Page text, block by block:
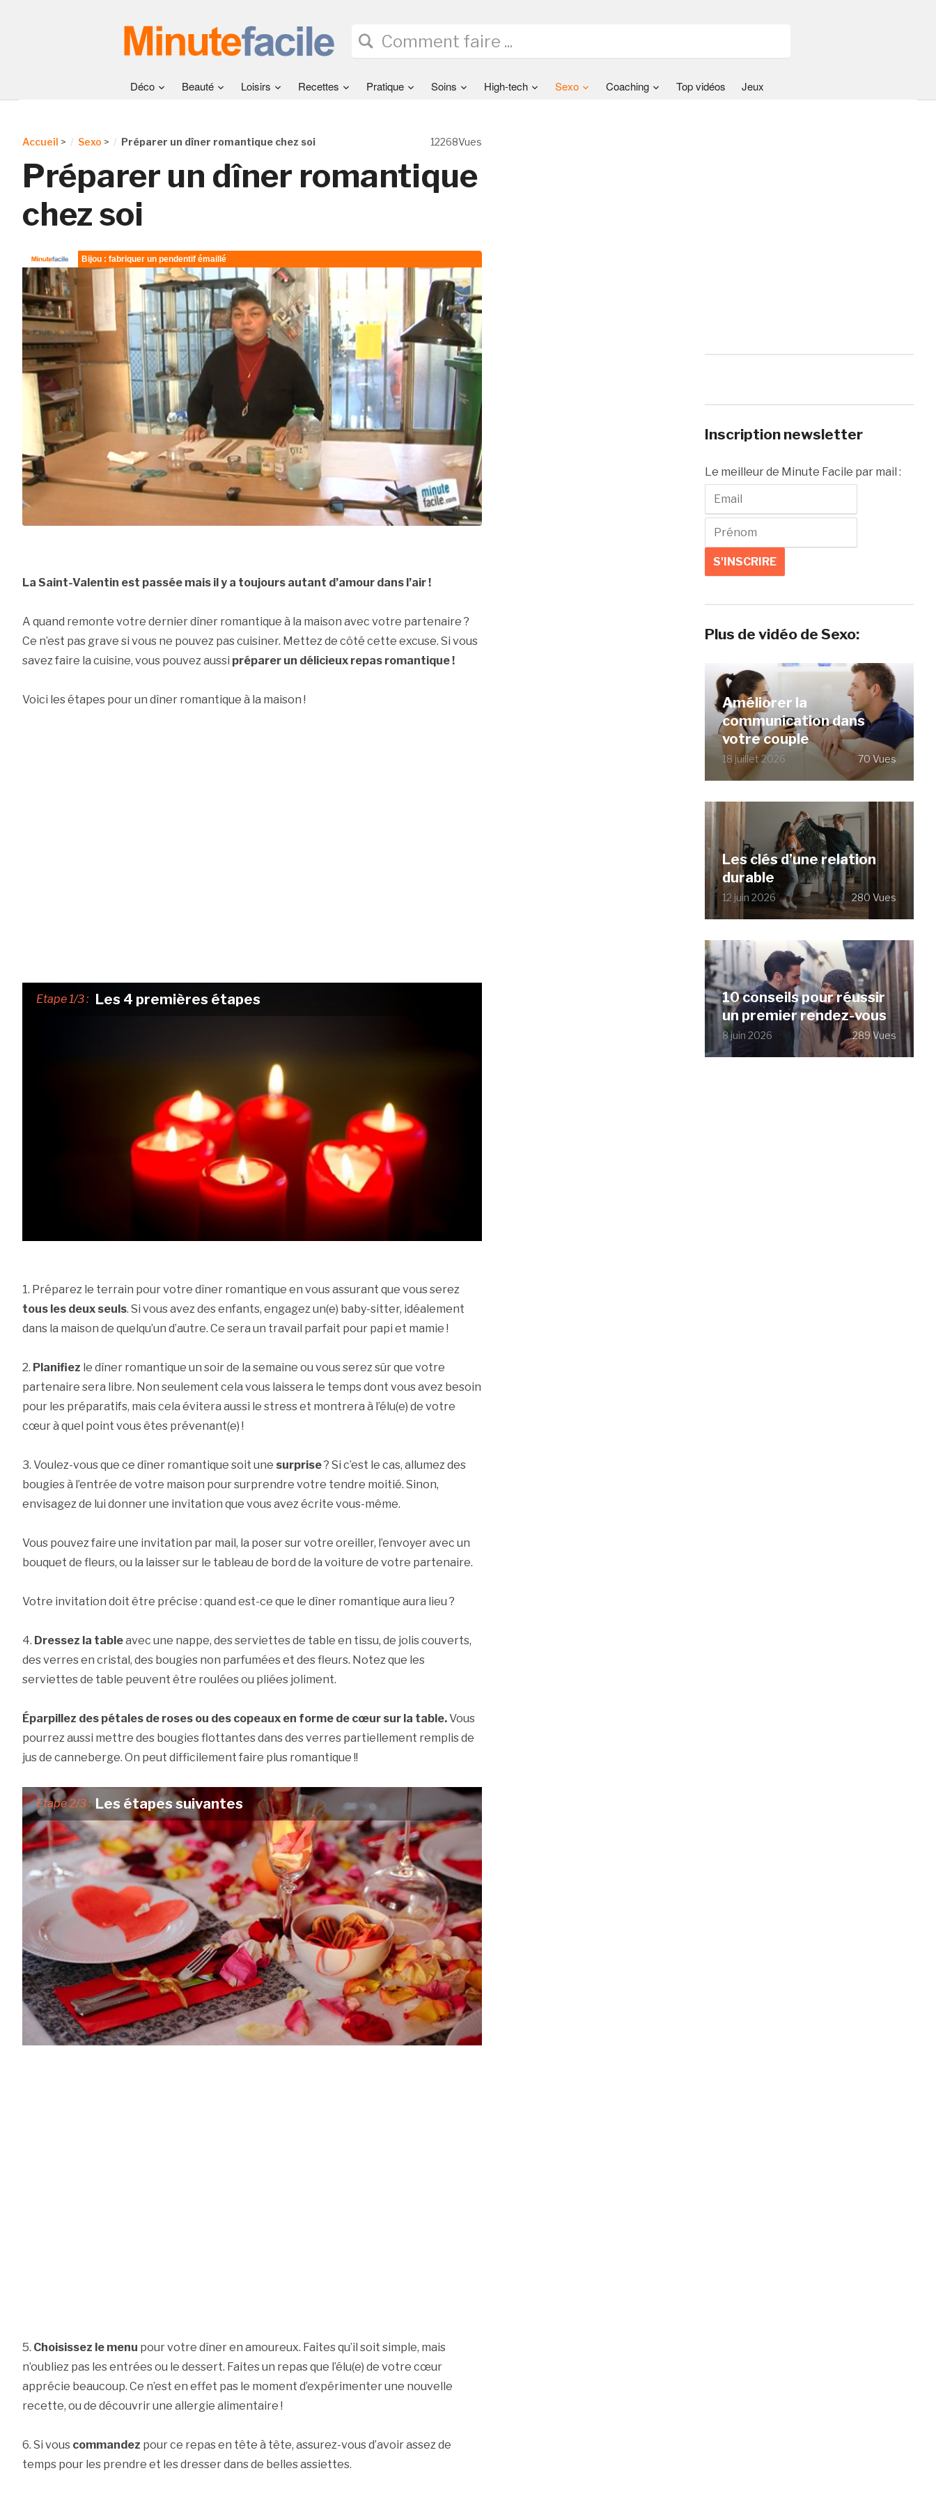
Déco Beauté Loisirs Recettes Pratique Soins High-tech Sexo Coaching Top vidéos Jeux
12268Vues
Accueil > Sexo > Préparer un dîner romantique chez soi
Préparer un dîner romantique
chez soi
La Saint-Valentin est passée mais il y a toujours autant d’amour dans l’air !
A quand remonte votre dernier dîner romantique à la maison avec votre partenaire ?
Ce n’est pas grave si vous ne pouvez pas cuisiner. Mettez de côté cette excuse. Si vous
savez faire la cuisine, vous pouvez aussi préparer un délicieux repas romantique !
Voici les étapes pour un dîner romantique à la maison !
Etape 1/3 : Les 4 premières étapes
1. Préparez le terrain pour votre dîner romantique en vous assurant que vous serez
tous les deux seuls. Si vous avez des enfants, engagez un(e) baby-sitter, idéalement
dans la maison de quelqu’un d’autre. Ce sera un travail parfait pour papi et mamie !
2. Planifiez le dîner romantique un soir de la semaine ou vous serez sûr que votre
partenaire sera libre. Non seulement cela vous laissera le temps dont vous avez besoin
pour les préparatifs, mais cela évitera aussi le stress et montrera à l’élu(e) de votre
cœur à quel point vous êtes prévenant(e) !
3. Voulez-vous que ce dîner romantique soit une surprise? Si c’est le cas, allumez des
bougies à l’entrée de votre maison pour surprendre votre tendre moitié. Sinon,
envisagez de lui donner une invitation que vous avez écrite vous-même.
Vous pouvez faire une invitation par mail, la poser sur votre oreiller, l’envoyer avec un
bouquet de fleurs, ou la laisser sur le tableau de bord de la voiture de votre partenaire.
Votre invitation doit être précise : quand est-ce que le dîner romantique aura lieu ?
4. Dressez la tableavec une nappe, des serviettes de table en tissu, de jolis couverts,
des verres en cristal, des bougies non parfumées et des fleurs. Notez que les
serviettes de table peuvent être roulées ou pliées joliment.
Éparpillez des pétales de roses ou des copeaux en forme de cœur sur la table.Vous
pourrez aussi mettre des bougies flottantes dans des verres partiellement remplis de
jus de canneberge. On peut difficilement faire plus romantique !!
Etape 2/3 : Les étapes suivantes
5. Choisissez le menu pour votre dîner en amoureux. Faites qu’il soit simple, mais
n’oubliez pas les entrées ou le dessert. Faites un repas que l’élu(e) de votre cœur
apprécie beaucoup. Ce n’est en effet pas le moment d’expérimenter une nouvelle
recette, ou de découvrir une allergie alimentaire !
6. Si vous commandez pour ce repas en tête à tête, assurez-vous d’avoir assez de
temps pour les prendre et les dresser dans de belles assiettes.
Inscription newsletter
Le meilleur de Minute Facile par mail :
Plus de vidéo de Sexo:
Améliorer la
communication dans
votre couple
18 juillet 2026 70 Vues
Les clés d’une relation
durable
12 juin 2026 280 Vues
10 conseils pour réussir
un premier rendez-vous
8 juin 2026 289 Vues